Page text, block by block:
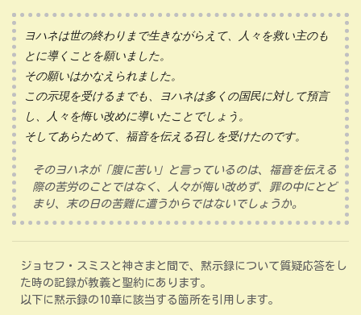
ヨハネは世の終わりまで生きながらえて、人々を救い主のも
とに導くことを願いました。
その願いはかなえられました。
この示現を受けるまでも、ヨハネは多くの国民に対して預言
し、人々を悔い改めに導いたことでしょう。
そしてあらためて、福音を伝える召しを受けたのです。
そのヨハネが「腹に苦い」と言っているのは、福音を伝える
際の苦労のことではなく、人々が悔い改めず、罪の中にとど
まり、末の日の苦難に遭うからではないでしょうか。
ジョセフ・スミスと神さまと間で、黙示録について質疑応答をし
た時の記録が教義と聖約にあります。
以下に黙示録の10章に該当する箇所を引用します。